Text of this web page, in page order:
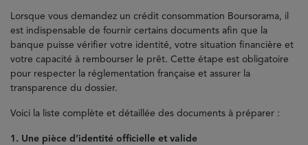
Lorsque vous demandez un crédit consommation Boursorama, il
est indispensable de fournir certains documents afin que la
banque puisse vérifier votre identité, votre situation financière et
votre capacité à rembourser le prêt. Cette étape est obligatoire
pour respecter la réglementation française et assurer la
transparence du dossier.
Voici la liste complète et détaillée des documents à préparer :
1. Une pièce d’identité officielle et valide